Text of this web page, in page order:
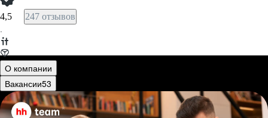
4,5 247 отзывов
·
О компании
Вакансии53